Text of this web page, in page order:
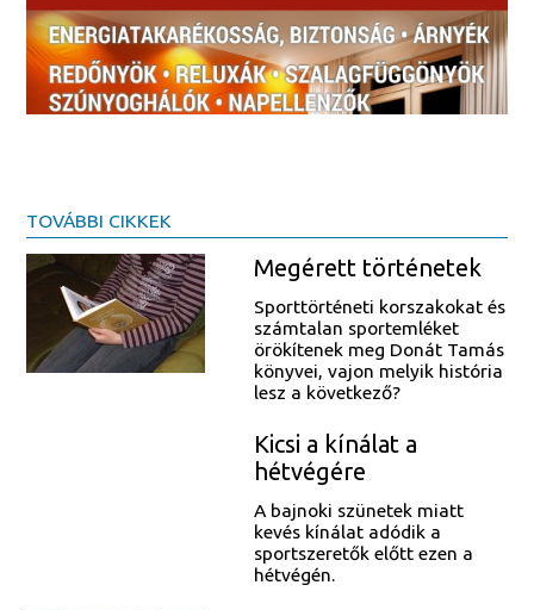
TOVÁBBI CIKKEK
Megérett történetek
Sporttörténeti korszakokat és
számtalan sportemléket
örökítenek meg Donát Tamás
könyvei, vajon melyik história
lesz a következő?
Kicsi a kínálat a
hétvégére
A bajnoki szünetek miatt
kevés kínálat adódik a
sportszeretők előtt ezen a
hétvégén.